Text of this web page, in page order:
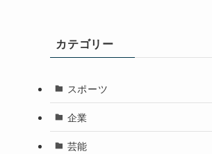
カテゴリー
スポーツ
企業
芸能